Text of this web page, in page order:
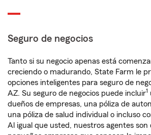
Seguro de negocios
Tanto si su negocio apenas está
creciendo o madurando, State Farm le
opciones inteligentes para seguro de
AZ. Su seguro de negocios puede incluir1
dueños de empresas, una póliza de
una póliza de salud individual o incluso
Al igual que usted, nuestros agentes son